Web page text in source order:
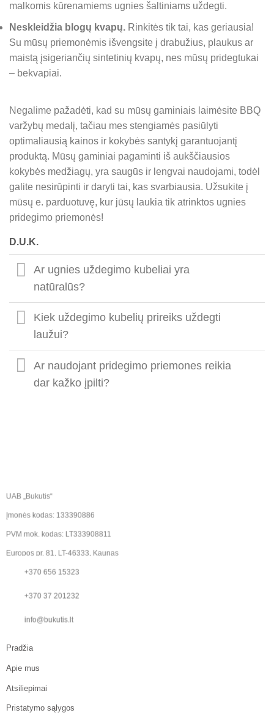
malkomis kūrenamiems ugnies šaltiniams uždegti.
Neskleidžia blogų kvapų. Rinkitės tik tai, kas geriausia!
Su mūsų priemonėmis išvengsite į drabužius, plaukus ar
maistą įsigeriančių sintetinių kvapų, nes mūsų pridegtukai
– bekvapiai.
Negalime pažadėti, kad su mūsų gaminiais laimėsite BBQ
varžybų medalį, tačiau mes stengiamės pasiūlyti
optimaliausią kainos ir kokybės santykį garantuojantį
produktą. Mūsų gaminiai pagaminti iš aukščiausios
kokybės medžiagų, yra saugūs ir lengvai naudojami, todėl
galite nesirūpinti ir daryti tai, kas svarbiausia. Užsukite į
mūsų e. parduotuvę, kur jūsų laukia tik atrinktos ugnies
pridegimo priemonės!
D.U.K.
Ar ugnies uždegimo kubeliai yra
natūralūs?
Kiek uždegimo kubelių prireiks uždegti
laužui?
Ar naudojant pridegimo priemones reikia
dar kažko įpilti?
UAB „Bukutis“
Įmonės kodas: 133390886
PVM mok. kodas: LT333908811
Europos pr. 81, LT-46333, Kaunas
+370 656 15323
+370 37 201232
info@bukutis.lt
Pradžia
Apie mus
Atsiliepimai
Pristatymo sąlygos